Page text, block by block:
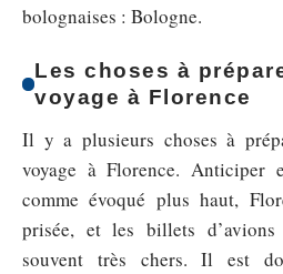
bolognaises : Bologne.
Les choses à
voyage à Florence
Il y a plusieurs choses à
voyage à Florence. Anticiper
comme évoqué plus haut,
prisée, et les billets
souvent très chers. Il est